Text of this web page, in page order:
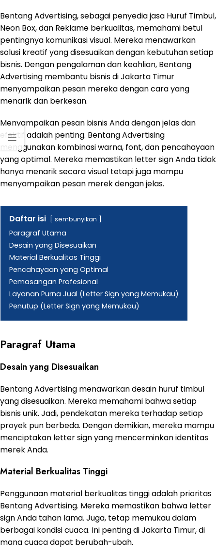
Bentang Advertising, sebagai penyedia jasa Huruf Timbul,
Neon Box, dan Reklame berkualitas, memahami betul
pentingnya komunikasi visual. Mereka menawarkan
solusi kreatif yang disesuaikan dengan kebutuhan setiap
bisnis. Dengan pengalaman dan keahlian, Bentang
Advertising membantu bisnis di Jakarta Timur
menyampaikan pesan mereka dengan cara yang
menarik dan berkesan.
Menyampaikan pesan bisnis Anda dengan jelas dan
efektif adalah penting. Bentang Advertising
menggunakan kombinasi warna, font, dan pencahayaan
yang optimal. Mereka memastikan letter sign Anda tidak
hanya menarik secara visual tetapi juga mampu
menyampaikan pesan merek dengan jelas.
Daftar isi sembunyikan
Paragraf Utama
Desain yang Disesuaikan
Material Berkualitas Tinggi
Pencahayaan yang Optimal
Pemasangan Profesional
Layanan Purna Jual (Letter Sign yang Memukau)
Penutup (Letter Sign yang Memukau)
Paragraf Utama
Desain yang Disesuaikan
Bentang Advertising menawarkan desain huruf timbul
yang disesuaikan. Mereka memahami bahwa setiap
bisnis unik. Jadi, pendekatan mereka terhadap setiap
proyek pun berbeda. Dengan demikian, mereka mampu
menciptakan letter sign yang mencerminkan identitas
merek Anda.
Material Berkualitas Tinggi
Penggunaan material berkualitas tinggi adalah prioritas
Bentang Advertising. Mereka memastikan bahwa letter
sign Anda tahan lama. Juga, tetap memukau dalam
berbagai kondisi cuaca. Ini penting di Jakarta Timur, di
mana cuaca dapat berubah-ubah.